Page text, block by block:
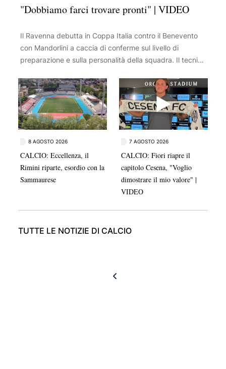
"Dobbiamo farci trovare pronti" | VIDEO
Il Ravenna debutta in Coppa Italia contro il Benevento
con Mandorlini a caccia di conferme sul livello di
preparazione e sulla personalità della squadra. Il tecnico
"Dobbiamo concentrarci su noi stessi e capire a che
punto siamo"
8 AGOSTO 2026
CALCIO: Eccellenza, il
Rimini riparte, esordio con la
Sammaurese
7 AGOSTO 2026
CALCIO: Fiori riapre il
capitolo Cesena, "Voglio
dimostrare il mio valore" |
VIDEO
TUTTE LE NOTIZIE DI CALCIO